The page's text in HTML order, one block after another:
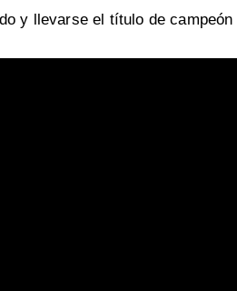
y llevarse el título de campeón